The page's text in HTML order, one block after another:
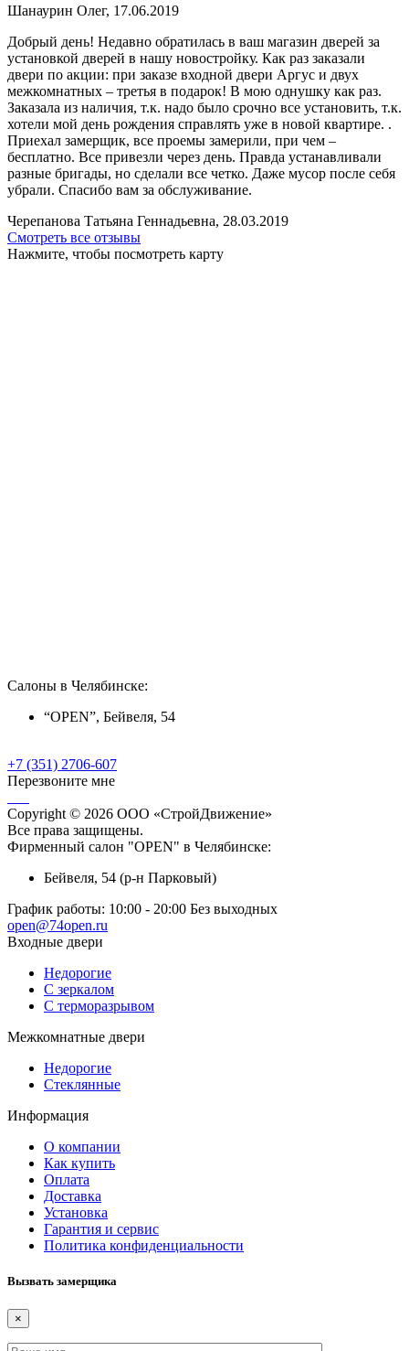
Шанаурин Олег, 17.06.2019
Добрый день! Недавно обратилась в ваш магазин дверей за
установкой дверей в нашу новостройку. Как раз заказали
двери по акции: при заказе входной двери Аргус и двух
межкомнатных – третья в подарок! В мою однушку как раз.
Заказала из наличия, т.к. надо было срочно все установить, т.к.
хотели мой день рождения справлять уже в новой квартире. .
Приехал замерщик, все проемы замерили, при чем –
бесплатно. Все привезли через день. Правда устанавливали
разные бригады, но сделали все четко. Даже мусор после себя
убрали. Спасибо вам за обслуживание.
Черепанова Татьяна Геннадьевна, 28.03.2019
Смотреть все отзывы
Нажмите, чтобы посмотреть карту
Салоны в Челябинске:
“OPEN”, Бейвеля, 54
+7 (351) 2706-607
Перезвоните мне
Copyright © 2026 ООО «СтройДвижение»
Все права защищены.
Фирменный салон "OPEN" в Челябинске:
Бейвеля, 54 (р-н Парковый)
График работы: 10:00 - 20:00 Без выходных
open@74open.ru
Входные двери
Недорогие
С зеркалом
С терморазрывом
Межкомнатные двери
Недорогие
Стеклянные
Информация
О компании
Как купить
Оплата
Доставка
Установка
Гарантия и сервис
Политика конфиденциальности
Вызвать замерщика
×